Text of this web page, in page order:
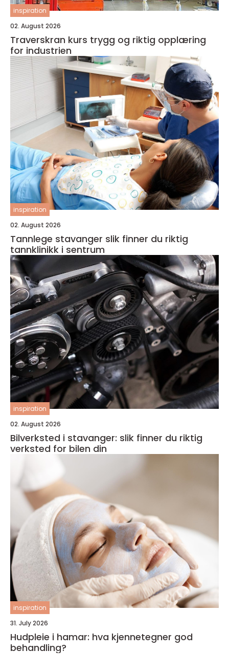
inspiration
02. August 2026
Traverskran kurs trygg og riktig opplæring
for industrien
inspiration
02. August 2026
Tannlege stavanger slik finner du riktig
tannklinikk i sentrum
inspiration
02. August 2026
Bilverksted i stavanger: slik finner du riktig
verksted for bilen din
inspiration
31. July 2026
Hudpleie i hamar: hva kjennetegner god
behandling?